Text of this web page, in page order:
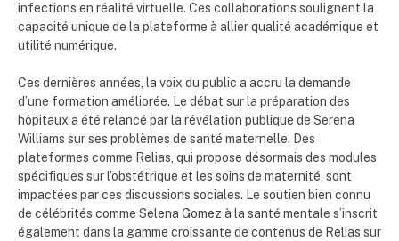
infections en réalité virtuelle. Ces collaborations soulignent la
capacité unique de la plateforme à allier qualité académique et
utilité numérique.
Ces dernières années, la voix du public a accru la demande
d’une formation améliorée. Le débat sur la préparation des
hôpitaux a été relancé par la révélation publique de Serena
Williams sur ses problèmes de santé maternelle. Des
plateformes comme Relias, qui propose désormais des modules
spécifiques sur l’obstétrique et les soins de maternité, sont
impactées par ces discussions sociales. Le soutien bien connu
de célébrités comme Selena Gomez à la santé mentale s’inscrit
également dans la gamme croissante de contenus de Relias sur